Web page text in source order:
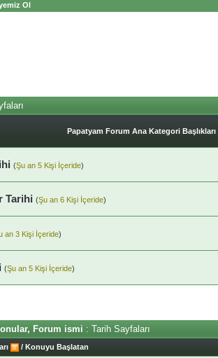
Ol
Papatyam Forum Ana Kategori Başlıkları
(Şu an 5 Kişi İçeride)
Tarihi (Şu an 6 Kişi İçeride)
an 3 Kişi İçeride)
(Şu an 5 Kişi İçeride)
Forum ismi : Tarih Sayfaları
/ Konuyu Başlatan